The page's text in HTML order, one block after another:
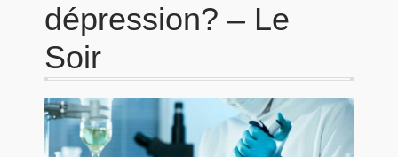
dépression? – Le
Soir